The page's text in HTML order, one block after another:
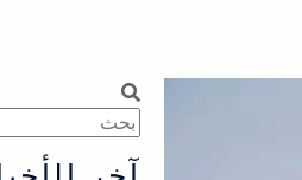
Search
Search